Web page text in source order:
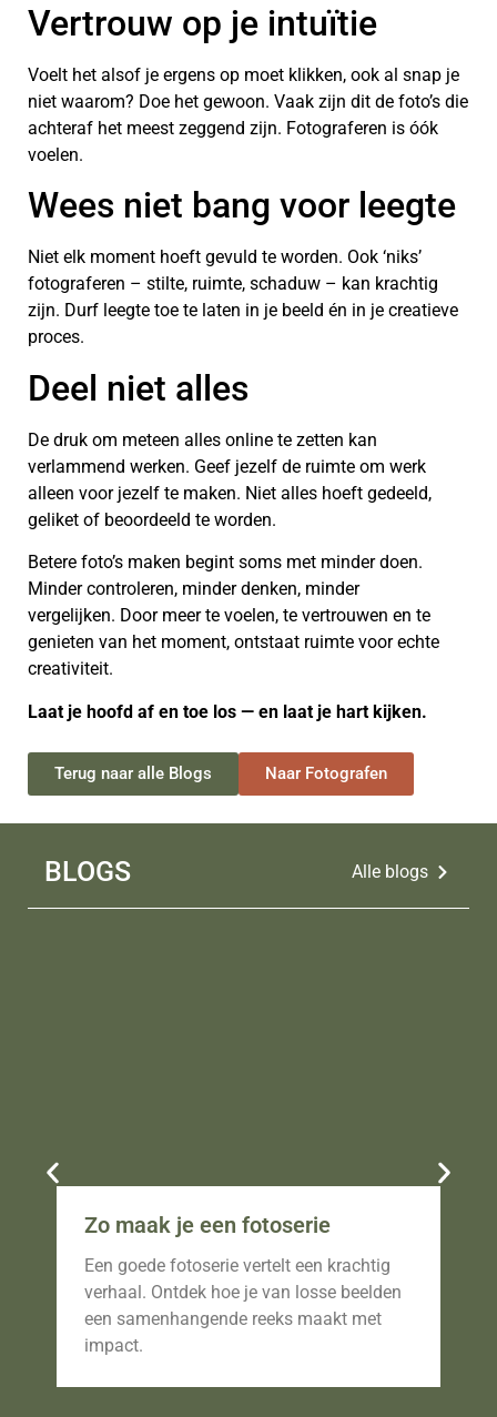
Vertrouw op je intuïtie
Voelt het alsof je ergens op moet klikken, ook al snap je
niet waarom? Doe het gewoon. Vaak zijn dit de foto’s die
achteraf het meest zeggend zijn. Fotograferen is óók
voelen.
Wees niet bang voor leegte
Niet elk moment hoeft gevuld te worden. Ook ‘niks’
fotograferen – stilte, ruimte, schaduw – kan krachtig
zijn. Durf leegte toe te laten in je beeld én in je creatieve
proces.
Deel niet alles
De druk om meteen alles online te zetten kan
verlammend werken. Geef jezelf de ruimte om werk
alleen voor jezelf te maken. Niet alles hoeft gedeeld,
geliket of beoordeeld te worden.
Betere foto’s maken begint soms met minder doen.
Minder controleren, minder denken, minder
vergelijken. Door meer te voelen, te vertrouwen en te
genieten van het moment, ontstaat ruimte voor echte
creativiteit.
Laat je hoofd af en toe los — en laat je hart kijken.
Terug naar alle Blogs Naar Fotografen
BLOGS Alle blogs
Zo maak je een fotoserie
Een goede fotoserie vertelt een krachtig
verhaal. Ontdek hoe je van losse beelden
een samenhangende reeks maakt met
impact.